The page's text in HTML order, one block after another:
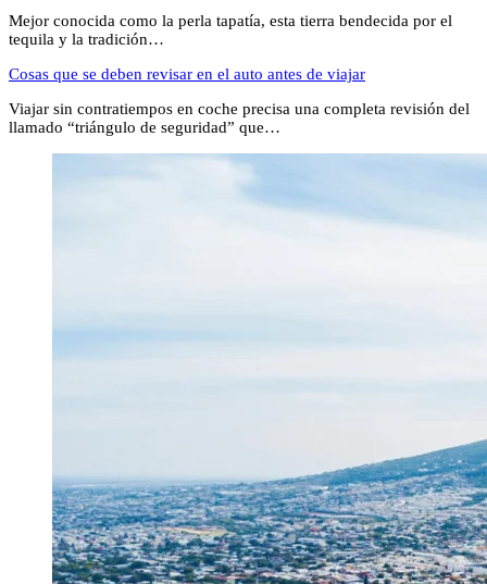
Mejor conocida como la perla tapatía, esta tierra bendecida por el
tequila y la tradición…
Cosas que se deben revisar en el auto antes de viajar
Viajar sin contratiempos en coche precisa una completa revisión del
llamado “triángulo de seguridad” que…